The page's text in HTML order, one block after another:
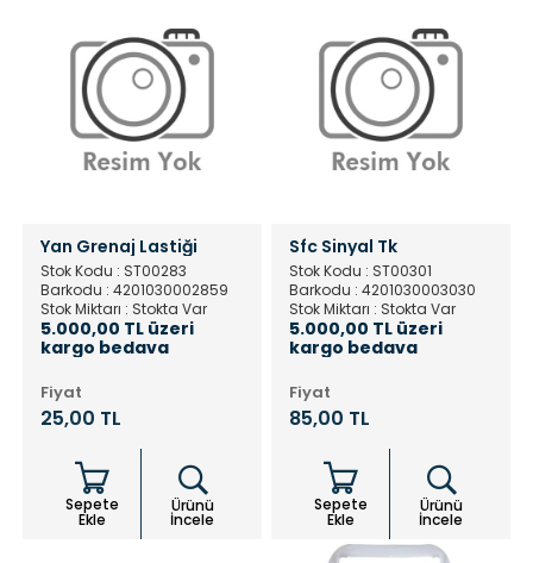
Yan Grenaj Lastiği
Stok Kodu : ST00283
Barkodu : 4201030002859
Stok Miktarı : Stokta Var
5.000,00 TL üzeri
kargo bedava
Fiyat
25,00 TL
Sepete
Ekle
Ürünü
İncele
Sfc Sinyal Tk
Stok Kodu : ST00301
Barkodu : 4201030003030
Stok Miktarı : Stokta Var
5.000,00 TL üzeri
kargo bedava
Fiyat
85,00 TL
Sepete
Ekle
Ürünü
İncele